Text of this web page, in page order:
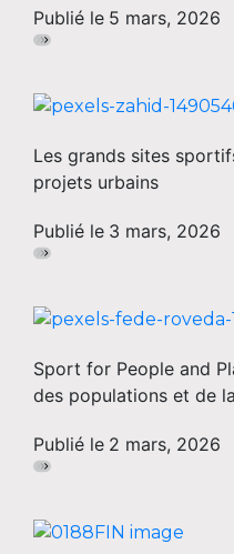
Publié le 5 mars, 2026
Les grands sites
projets urbains
Publié le 3 mars, 2026
Sport for People and
des populations et de
Publié le 2 mars, 2026